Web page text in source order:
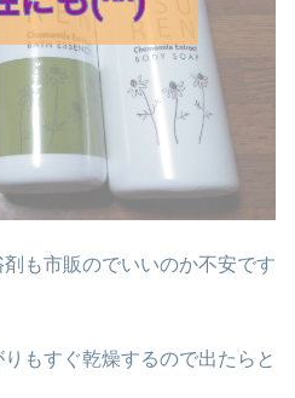
も市販のでいいのか不安です
もすぐ乾燥するので出たらと